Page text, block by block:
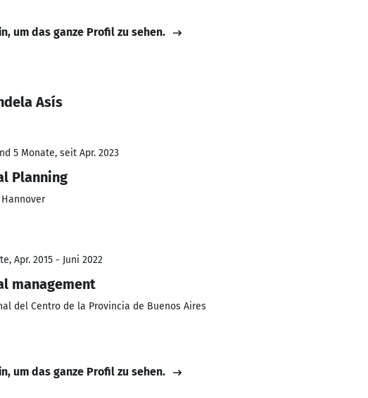
um das ganze Profil zu sehen.
Asís
5 Monate, seit Apr. 2023
Planning
Apr. 2015 - Juni 2022
management
del Centro de la Provincia de Buenos Aires
um das ganze Profil zu sehen.